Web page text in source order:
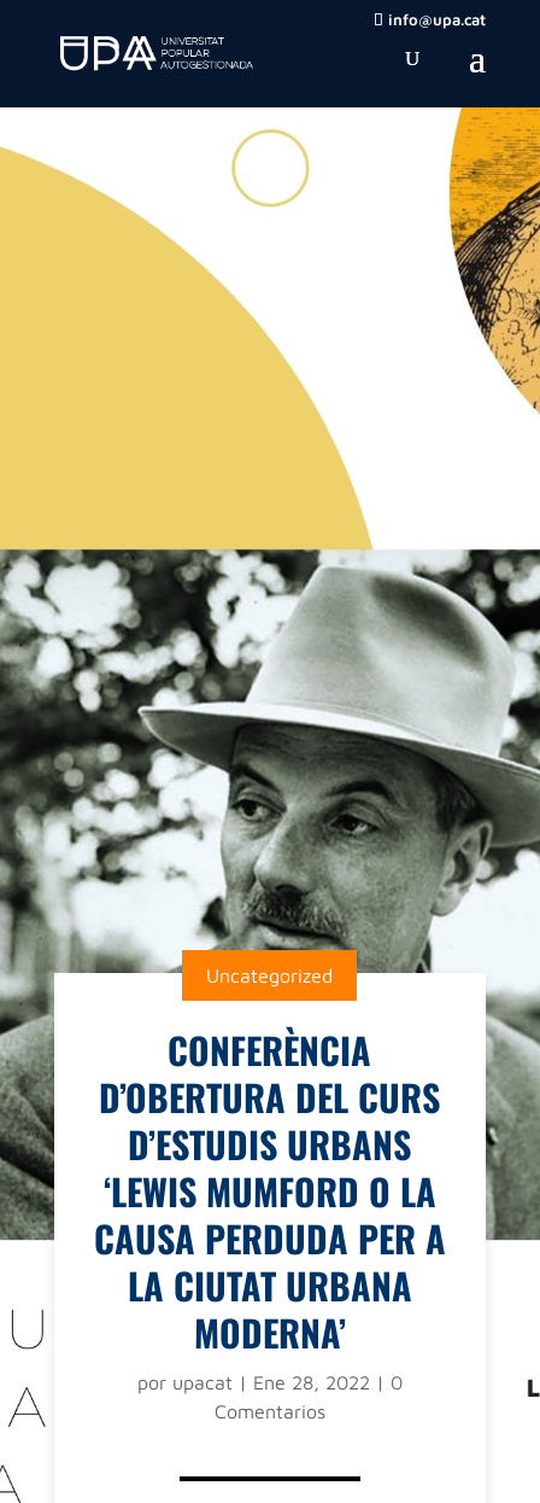
info@upa.cat
Uncategorized
CONFERÈNCIA
D’OBERTURA DEL CURS
D’ESTUDIS URBANS
‘LEWIS MUMFORD O LA
CAUSA PERDUDA PER A
LA CIUTAT URBANA
MODERNA’
por upacat | Ene 28, 2022 | 0
Comentarios